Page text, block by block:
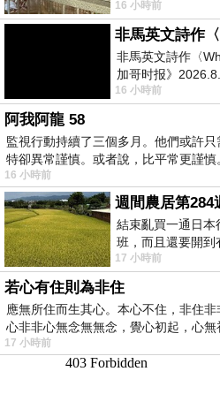
顧都會去看一下。
16 小時前
非馬英文詩作
非馬英文詩作〈
加哥时报》
16 小時前
阿我阿龍 58
監視行動持續了三個多月。他們或許
特卻異常謹慎。或者說，比平常更謹
16 小時前
結束亂買一通日本
班，而且還要開到
花不少錢，星期一
17 小時前
若心有住則為非住
應無所住而生其心。本心不住，非住
心非非心無念無無念，覺心初起，心
17 小時前